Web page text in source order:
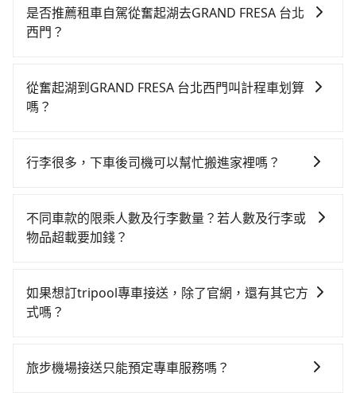
鐵乘坐舒適、省時、較貴，且難叫計程車前往高鐵站！
從最早06:21一直到22:32，嘉義-台北一天最多有59班次
分鐘。抵達高鐵站後，步行進站、現場購票並於月台排
隊的時間約15分鐘，再乘坐67~101分鐘（平均89分）的
定是步行一段路或者搭乘公車抵達最終的目的地。全程
的計程車僅有300多輛，計程車的密度為雙北的0.4%，
換句話說，臨時要叫小黃的難度是雙北大城市的200倍。
果全程使用tripool並到府專車接送，則每人平均花費約
1,280元，費時2小時54分鐘。長距離移動確實搭乘高鐵
是比較划算的。如果你是三人以下要乘車，也可參考
是否推薦租車自駕從奮起湖去GRAND FRESA 台北
西門？
時不需要閉目養神（因為要自己開車），最重要的是你
當天就要來回，那在嘉義路邊可隨租隨借的iRent應該是
湖到GRAND FRESA 台北西門的花費預估為
時40元路邊停車費用預估進去，但額外的汽車保險與可
能的罰單都需自付。再者，和運的iRent只提供最基本的
或九人座可供選擇，而且無人租車最令人詬病的就是車
況，打開車門才發現仍有上一組乘客遺留的垃圾或者撞
用戶卻遲遲尚未歸還，又或者要還車時卻偏偏找不到停
從奮起湖到GRAND FRESA 台北西門叫計程車划算
嗎？
灣大車隊，如果在路邊攔不到車，也可考慮打電話至奮
元間，但如改預約tripool可省高達$1,300。但如果你無
法提前預約，或偏好臨時叫車，那要注意嘉義縣僅有合
加上嘉義縣有些計程車司機不按錶計費，約有47%會採
現場議價，建議最好先上網預約，以免當場被坑受騙。
行李很多，下車後司機可以幫忙搬進家裡嗎？
供將行李搬進家裡的服務，請見諒。」
不同車款的限乘人數及行李數量？若人數及行李或
物品超載要加錢？
的車型。 五人座驕車可乘坐三位乘客，並可攜帶三個隨
身行李與兩個30吋行李箱 五人座休旅車可乘坐四位乘
吋行李箱。 為了確保行車安全及遵守相關法規，我們不
如果想訂tripool專車接送，除了官網，還有其它方
式嗎？
單，且絕無隱藏費用，若您是安卓系統手機還能下載app
旅步機場接送只能預定專車服務嗎？